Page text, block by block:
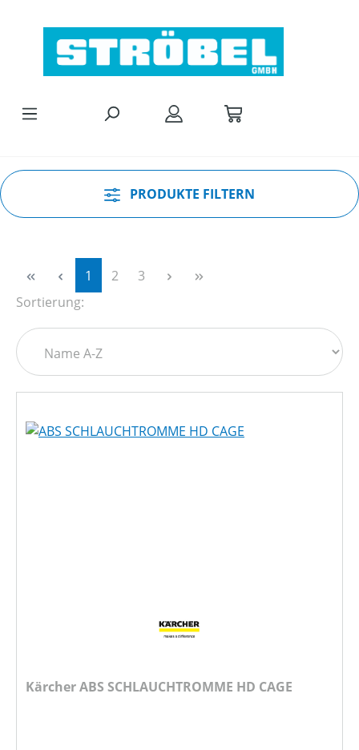
PRODUKTE FILTERN
Seite
1 Seite
2 Seite
3
Sortierung:
Kärcher ABS SCHLAUCHTROMME HD CAGE